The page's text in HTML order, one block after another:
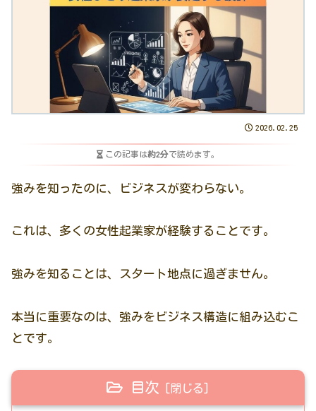
2026.02.25
この記事は約2分で読めます。
強みを知ったのに、ビジネスが変わらない。
これは、多くの女性起業家が経験することです。
強みを知ることは、スタート地点に過ぎません。
本当に重要なのは、強みをビジネス構造に組み込むこ
とです。
目次